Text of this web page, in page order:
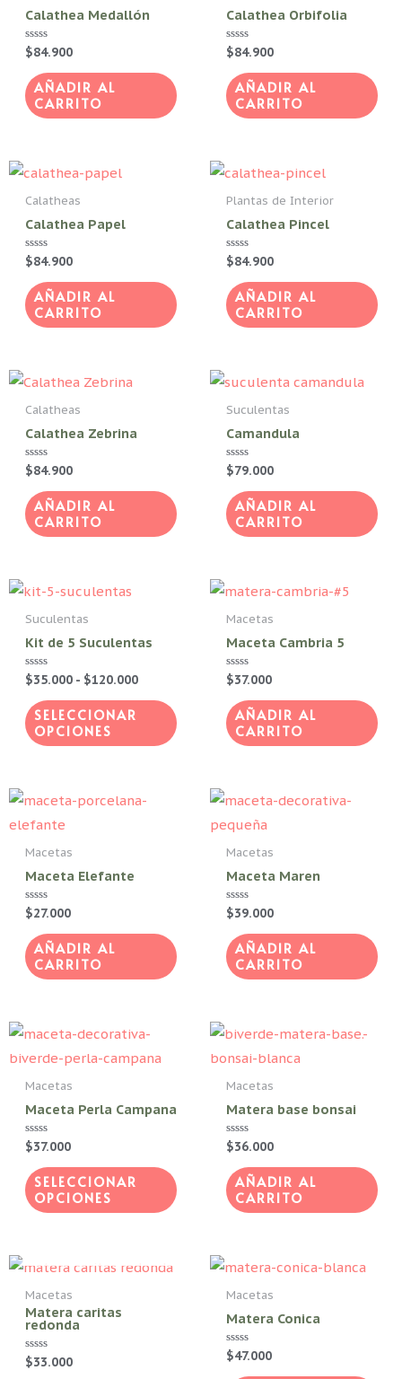
Calathea Medallón
Valorado
con
de
5
$84.900
AÑADIR AL
CARRITO
Calathea Orbifolia
Valorado
con
de
5
$84.900
AÑADIR AL
CARRITO
Calatheas
Calathea Papel
Valorado
con
de
5
$84.900
AÑADIR AL
CARRITO
Plantas de Interior
Calathea Pincel
Valorado
con
de
5
$84.900
AÑADIR AL
CARRITO
Calatheas
Calathea Zebrina
Valorado
con
de
5
$84.900
AÑADIR AL
CARRITO
Suculentas
Camandula
Valorado
con
de
5
$79.000
AÑADIR AL
CARRITO
Suculentas
Kit de 5 Suculentas
Valorado
con
de
5
$35.000 - $120.000
$35.000
$120.000
SELECCIONAR
OPCIONES
producto
múltiples
variantes.
Las
opciones
pueden
elegir
Macetas
Maceta Cambria 5
Valorado
con
de
5
$37.000
AÑADIR AL
CARRITO
Macetas
Maceta Elefante
Valorado
con
de
5
$27.000
AÑADIR AL
CARRITO
Macetas
Maceta Maren
Valorado
con
de
5
$39.000
AÑADIR AL
CARRITO
Macetas
Maceta Perla Campana
Valorado
con
de
5
$37.000
SELECCIONAR
OPCIONES
producto
múltiples
variantes.
opciones
se
elegir
Macetas
Matera base bonsai
Valorado
con
de
5
$36.000
AÑADIR AL
CARRITO
Macetas
Matera caritas
redonda
Valorado
con
$33.000
Macetas
Matera Conica
Valorado
con
$47.000